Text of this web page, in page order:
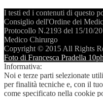
I testi ed i contenuti di questo
Consiglio dell'Ordine dei
Protocollo N.2193 del 15/10/
Medico Chirurgo
Copyright © 2015 All Rights
Foto di Francesca Pradella
Informativa:
Noi e terze parti selezionate
per finalità tecniche e, con il
come specificato nella cookie